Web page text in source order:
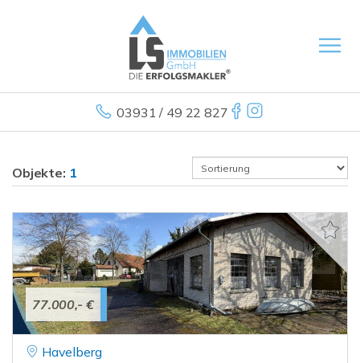
03931 / 49 22 827
Objekte: 1
77.000,- €
Havelberg